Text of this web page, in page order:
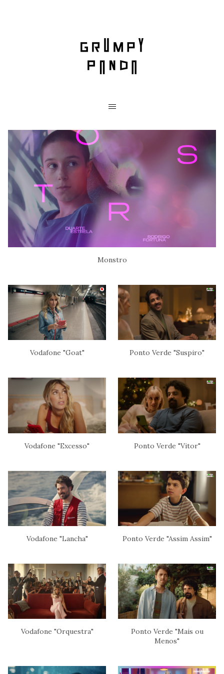
Monstro
Vodafone "Goat" Ponto Verde "Suspiro"
Vodafone "Excesso" Ponto Verde "Vitor"
Vodafone "Lancha" Ponto Verde "Assim Assim"
Vodafone "Orquestra"
Ponto Verde "Mais ou
Menos"